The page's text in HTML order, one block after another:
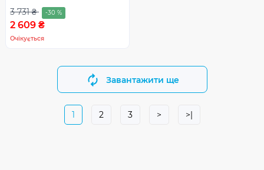
3 731 ₴ -30 %
2 609 ₴
Очікується
Завантажити ще
1 2 3 > >|